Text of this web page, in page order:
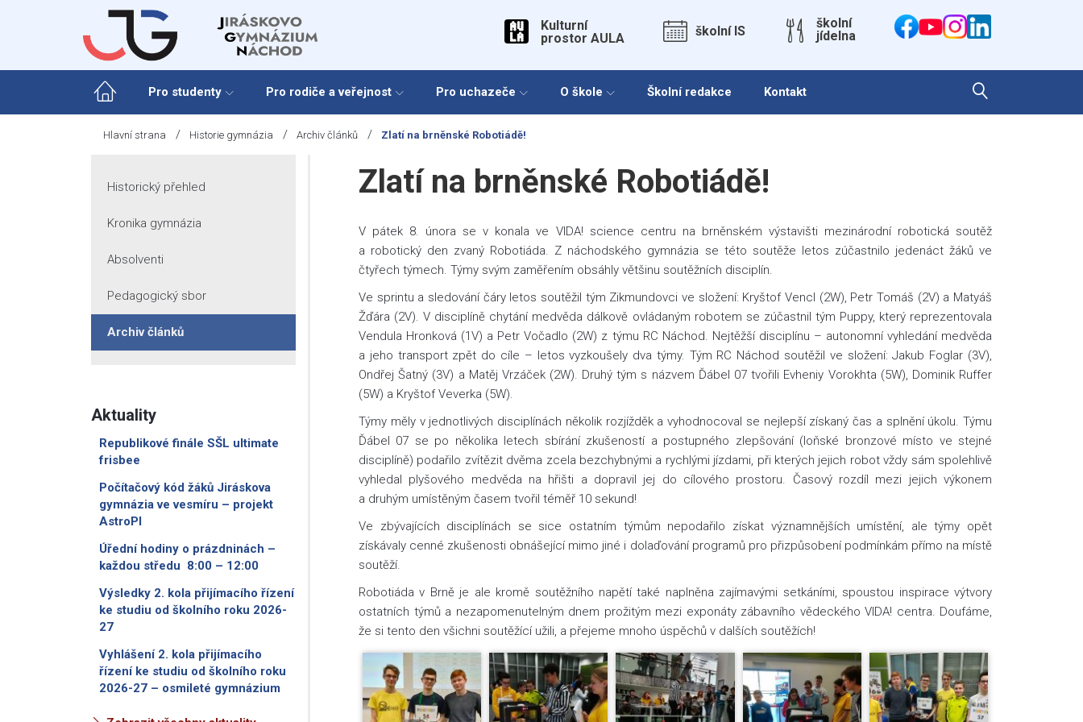
Kulturní
prostor AULA
školní IS
školní
jídelna
Pro studenty Pro rodiče a veřejnost Pro uchazeče O škole Školní redakce Kontakt
Hlavní strana / Historie gymnázia / Archiv článků / Zlatí na brněnské Robotiádě!
Zlatí na brněnské Robotiádě!
V pátek 8. února se v konalave VIDA! science centru na brněnském výstavišti mezinárodní robotická soutěž
a robotický den zvaný Robotiáda. Z náchodského gymnázia se této soutěže letos zúčastnilo jedenáct žáků ve
čtyřech týmech. Týmy svým zaměřením obsáhly většinu soutěžních disciplín.
Ve sprintu a sledování čáry letos soutěžil tým Zikmundovci ve složení: Kryštof Vencl (2W), Petr Tomáš (2V) a Matyáš
Žďára (2V). V disciplíně chytání medvěda dálkově ovládaným robotem se zúčastnil tým Puppy, který reprezentovala
Vendula Hronková (1V) a Petr Vočadlo (2W) z týmu RC Náchod. Nejtěžší disciplínu – autonomní vyhledání medvěda
a jeho transport zpět do cíle – letos vyzkoušely dva týmy. Tým RC Náchod soutěžil ve složení: Jakub Foglar (3V),
Ondřej Šatný (3V) a Matěj Vrzáček (2W). Druhý tým s názvem Ďábel 07 tvořili Evheniy Vorokhta (5W), Dominik Ruffer
(5W) a Kryštof Veverka (5W).
Týmy měly v jednotlivých disciplínách několik rozjížděk a vyhodnocoval se nejlepší získaný čas a splnění úkolu. Týmu
Ďábel 07 se po několika letech sbírání zkušeností a postupného zlepšování (loňské bronzové místo ve stejné
disciplíně) podařilo zvítězit dvěma zcela bezchybnými a rychlými jízdami, při kterých jejich robot vždy sám spolehlivě
vyhledal plyšového medvěda na hřišti a dopravil jej do cílového prostoru. Časový rozdíl mezi jejich výkonem
a druhým umístěným časem tvořil téměř 10 sekund!
Ve zbývajících disciplínách se sice ostatním týmům nepodařilo získat významnějších umístění, ale týmy opět
získávaly cenné zkušenosti obnášející mimo jiné i dolaďování programů pro přizpůsobení podmínkám přímo na místě
soutěží.
Robotiáda v Brně je ale kromě soutěžního napětí také naplněna zajímavými setkáními, spoustou inspirace výtvory
ostatních týmů a nezapomenutelným dnem prožitým mezi exponáty zábavního vědeckého VIDA! centra . Doufáme,
že si tento den všichni soutěžící užili, a přejeme mnoho úspěchů v dalších soutěžích!
Historický přehled
Kronika gymnázia
Absolventi
Pedagogický sbor
Archiv článků
Aktuality
Republikové finále SŠL ultimate
frisbee
Počítačový kód žáků Jiráskova
gymnázia ve vesmíru – projekt
AstroPI
Úřední hodiny o prázdninách –
každou středu 8:00 – 12:00
Výsledky 2. kola přijímacího řízení
ke studiu od školního roku 2026-
27
Vyhlášení 2. kola přijímacího
řízení ke studiu od školního roku
2026-27 – osmileté gymnázium